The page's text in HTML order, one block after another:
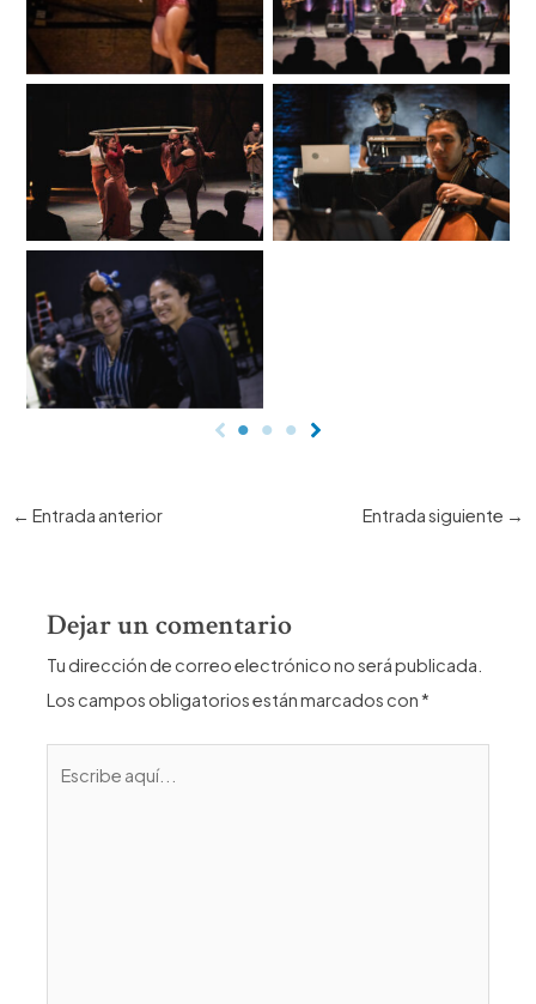
Navegación
← Entrada anterior Entrada siguiente →
Dejar un comentario
Tu dirección de correo electrónico no será publicada.
Los campos obligatorios están marcados con*